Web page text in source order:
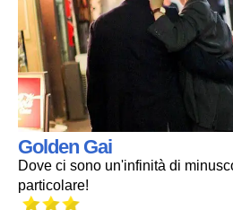
Golden Gai
Dove ci sono un'infinità di
particolare!